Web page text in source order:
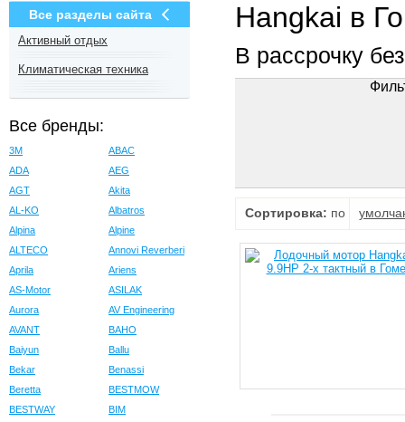
Все разделы сайта
Активный отдых
Климатическая техника
Все бренды:
3M
ABAC
ADA
AEG
AGT
Akita
AL-KO
Albatros
Alpina
Alpine
ALTECO
Annovi Reverberi
Aprila
Ariens
AS-Motor
ASILAK
Aurora
AV Engineering
AVANT
BAHO
Baiyun
Ballu
Bekar
Benassi
Beretta
BESTMOW
BESTWAY
BIM
Hangkai в
В рассрочку
Сортировка: по